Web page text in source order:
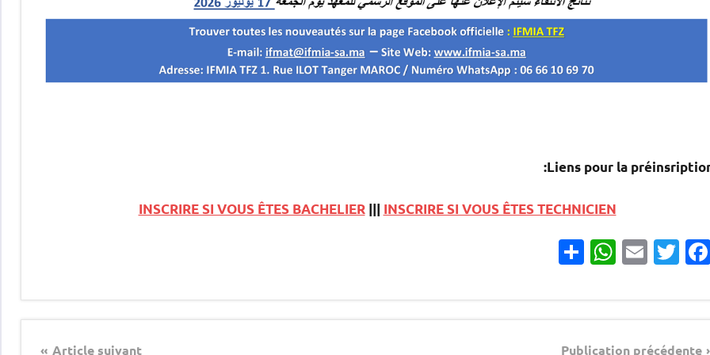
Liens pour la
INSCRIRE SI VOUS ÊTES BACHELIER||| INSCRIRE SI VOUS ÊTES TECHNICIEN
Facebook
Twitter
Email
WhatsApp
مباريات
Publication précédente
Article suivant